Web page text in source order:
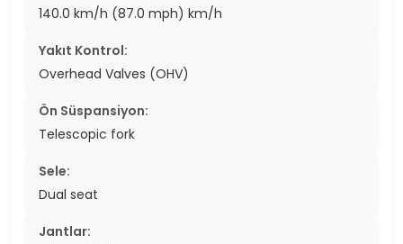
140.0 km/h (87.0 mph) km/h
Yakıt Kontrol:
Overhead Valves (OHV)
Ön Süspansiyon:
Telescopic fork
Sele:
Dual seat
Jantlar: